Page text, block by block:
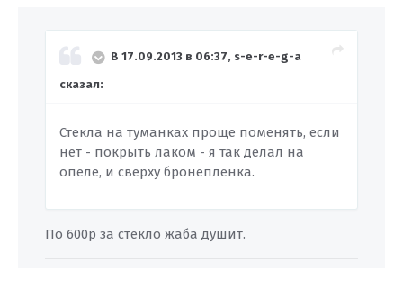
В 17.09.2013 в 06:37, s-e-r-e-g-a
сказал:
Стекла на туманках проще поменять, если
нет - покрыть лаком - я так делал на
опеле, и сверху бронепленка.
По 600р за стекло жаба душит.